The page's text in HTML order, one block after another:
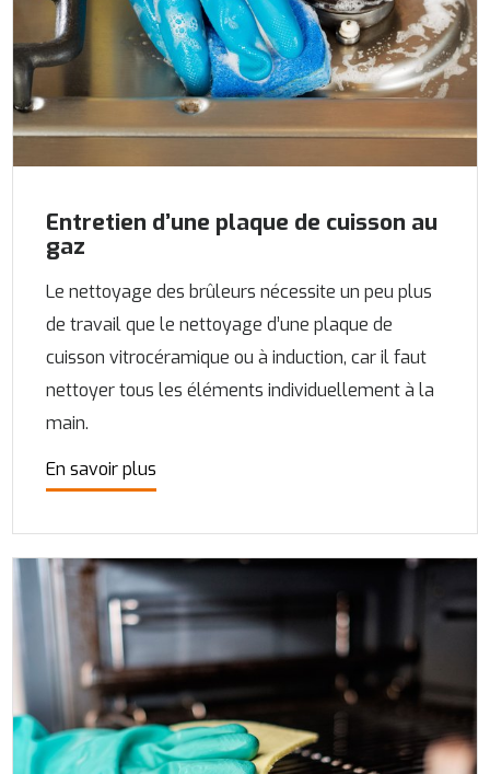
Entretien d’une plaque de cuisson au
gaz
Le nettoyage des brûleurs nécessite un peu plus
de travail que le nettoyage d’une plaque de
cuisson vitrocéramique ou à induction, car il faut
nettoyer tous les éléments individuellement à la
main.
En savoir plus